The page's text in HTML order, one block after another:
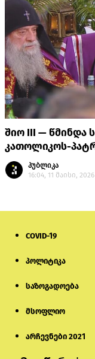
შიო III — წმინდა
კათოლიკოს-
პუბლიკა
16:04, 11 მაისი, 2026
COVID-19
პოლიტიკა
საზოგადოება
მსოფლიო
არჩევნები 2021